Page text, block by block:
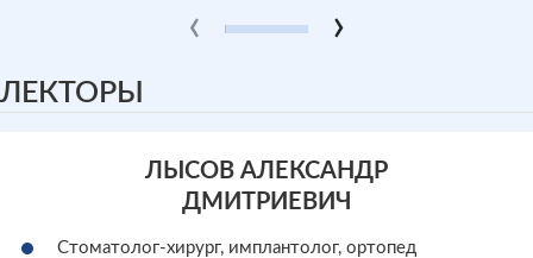
‹ ›
ЛЕКТОРЫ
ЛЫСОВ АЛЕКСАНДР
ДМИТРИЕВИЧ
Стоматолог-хирург, имплантолог, ортопед